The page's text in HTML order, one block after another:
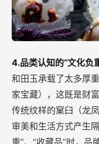
4.品类认知的“文化负
和田玉承载了太多厚
家宝藏），这既是财
传统纹样的窠臼（龙
审美和生活方式产生
重”、“收藏品”时，品